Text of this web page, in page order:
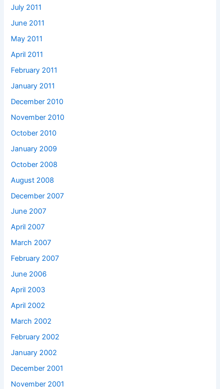
July 2011
June 2011
May 2011
April 2011
February 2011
January 2011
December 2010
November 2010
October 2010
January 2009
October 2008
August 2008
December 2007
June 2007
April 2007
March 2007
February 2007
June 2006
April 2003
April 2002
March 2002
February 2002
January 2002
December 2001
November 2001